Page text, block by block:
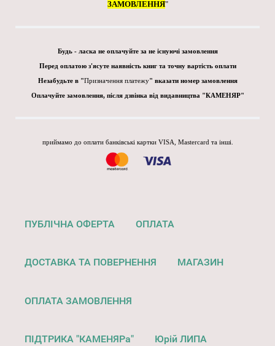
ЗАМОВЛЕННЯ"
Будь - ласка не оплачуйте за не існуючі замовлення
Перед оплатою з'ясуте наявність книг та точну вартість оплати
Незабудьте в "Призначення платежу" вказати номер замовлення
Оплачуйте замовлення, після дзвінка від видавництва "КАМЕНЯР"
приймамо до оплати банківські картки VISA, Mastercard та інші.
ПУБЛІЧНА ОФЕРТА ОПЛАТА
ДОСТАВКА ТА ПОВЕРНЕННЯ МАГАЗИН
ОПЛАТА ЗАМОВЛЕННЯ
ПІДТРИКА "КАМЕНЯРа" Юрій ЛИПА